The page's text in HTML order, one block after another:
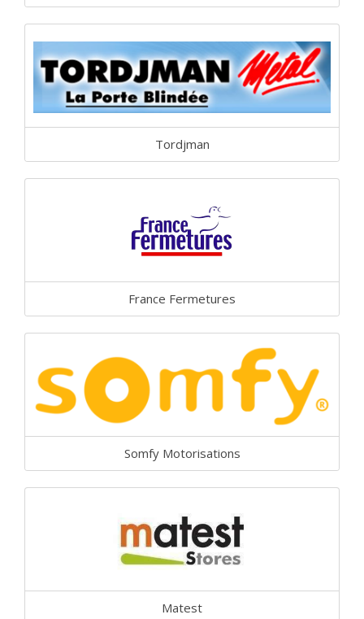
Tordjman
France Fermetures
Somfy Motorisations
Matest